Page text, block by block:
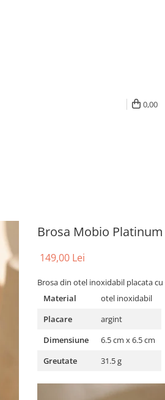
0,00
Brosa Mobio Platinum
149,00 Lei
Brosa din otel inoxidabil placata
Material
otel inoxidabil
Placare
argint
Dimensiune
6.5 cm x 6.5 cm
Greutate
31.5 g